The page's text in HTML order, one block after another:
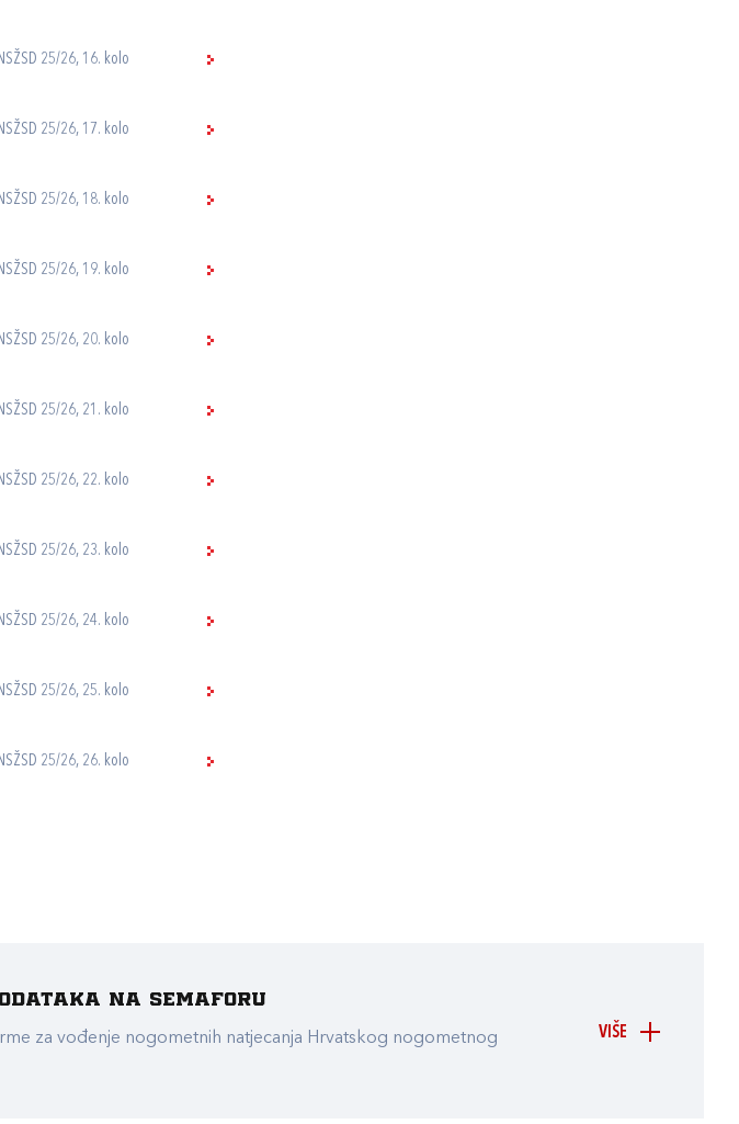
25/26, 16. kolo
25/26, 17. kolo
25/26, 18. kolo
25/26, 19. kolo
25/26, 20. kolo
25/26, 21. kolo
25/26, 22. kolo
25/26, 23. kolo
25/26, 24. kolo
25/26, 25. kolo
25/26, 26. kolo
VIŠE
na Semaforu
za vođenje nogometnih natjecanja Hrvatskog nogometnog